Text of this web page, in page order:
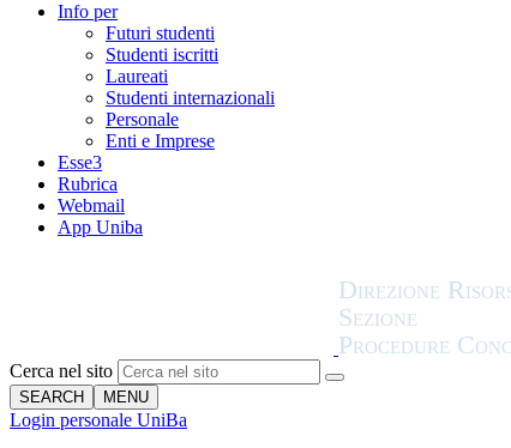
Info per
Futuri studenti
Studenti iscritti
Laureati
Studenti internazionali
Personale
Enti e Imprese
Esse3
Rubrica
Webmail
App Uniba
Cerca nel sito
SEARCH MENU
Login personale UniBa